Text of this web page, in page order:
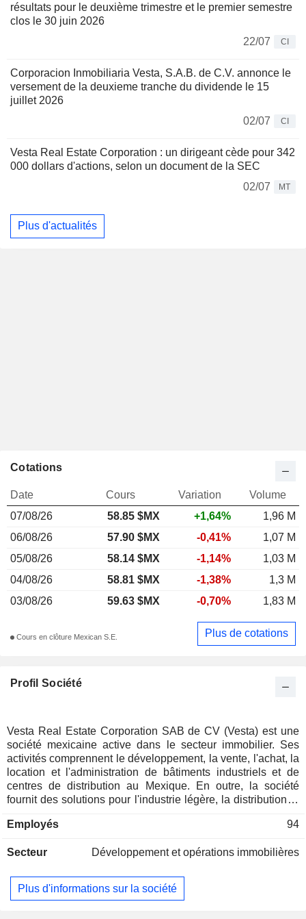
résultats pour le deuxième trimestre et le premier semestre
clos le 30 juin 2026
22/07
CI
Corporacion Inmobiliaria Vesta, S.A.B. de C.V. annonce le
versement de la deuxieme tranche du dividende le 15
juillet 2026
02/07
CI
Vesta Real Estate Corporation : un dirigeant cède pour 342
000 dollars d'actions, selon un document de la SEC
02/07
MT
Plus d'actualités
Profil Société
Vesta Real Estate Corporation SAB de CV (Vesta) est une
société mexicaine active dans le secteur immobilier. Ses
activités comprennent le développement, la vente, l'achat, la
location et l'administration de bâtiments industriels et de
centres de distribution au Mexique. En outre, la société
fournit des solutions pour l'industrie légère, la distribution et
présentes dans plusieurs États du Mexique et comptent plus
immobilières réalisées par l'entreprise soutiennent des
boissons, la logistique ainsi que le plastique. La société
possède un certain nombre de filiales au Mexique, telles
Employés 94
Secteur Développement et opérations immobilières
Plus d'informations sur la société
Cotations
Date Cours Variation
Volume
07/08/26
58.85 $MX +1,64%
1,96 M
06/08/26
57.90 $MX -0,41%
1,07 M
05/08/26
58.14 $MX -1,14%
1,03 M
04/08/26
58.81 $MX -1,38%
1,3 M
03/08/26
59.63 $MX -0,70% 1,83 M
Cours en clôture Mexican S.E. Plus de cotations